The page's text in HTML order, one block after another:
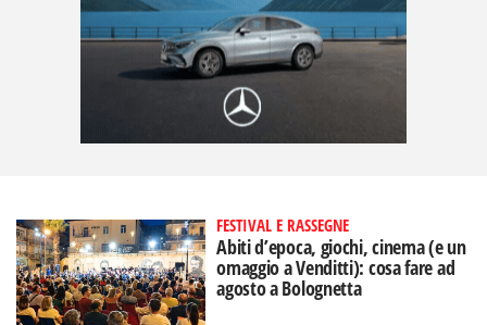
FESTIVAL E RASSEGNE
Abiti d’epoca, giochi, cinema (e un
omaggio a Venditti): cosa fare ad
agosto a Bolognetta